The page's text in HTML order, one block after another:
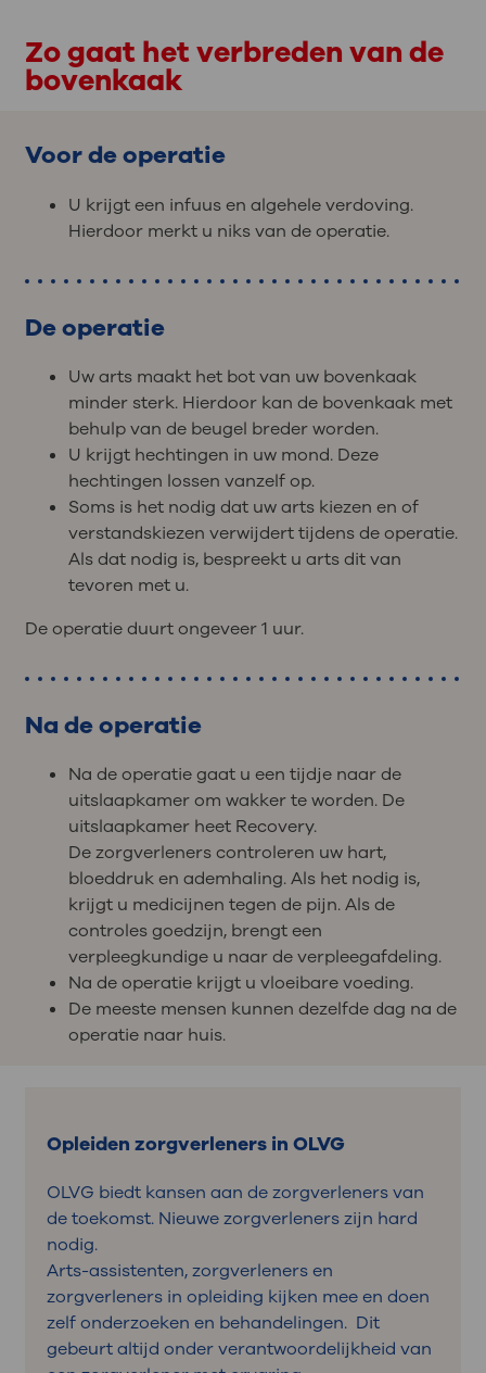
Zo gaat het verbreden van de
bovenkaak
Voor de operatie
U krijgt een infuus en algehele verdoving.
Hierdoor merkt u niks van de operatie.
De operatie
Uw arts maakt het bot van uw bovenkaak
minder sterk. Hierdoor kan de bovenkaak met
behulp van de beugel breder worden.
U krijgt hechtingen in uw mond. Deze
hechtingen lossen vanzelf op.
Soms is het nodig dat uw arts kiezen en of
verstandskiezen verwijdert tijdens de operatie.
Als dat nodig is, bespreekt u arts dit van
tevoren met u.
De operatie duurt ongeveer 1 uur.
Na de operatie
Na de operatie gaat u een tijdje naar de
uitslaapkamer om wakker te worden. De
uitslaapkamer heet Recovery.
De zorgverleners controleren uw hart,
bloeddruk en ademhaling. Als het nodig is,
krijgt u medicijnen tegen de pijn. Als de
controles goedzijn, brengt een
verpleegkundige u naar de verpleegafdeling.
Na de operatie krijgt u vloeibare voeding.
De meeste mensen kunnen dezelfde dag na de
operatie naar huis.
Opleiden zorgverleners in OLVG
OLVG biedt kansen aan de zorgverleners van
de toekomst. Nieuwe zorgverleners zijn hard
nodig.
Arts-assistenten, zorgverleners en
zorgverleners in opleiding kijken mee en doen
zelf onderzoeken en behandelingen. Dit
gebeurt altijd onder verantwoordelijkheid van